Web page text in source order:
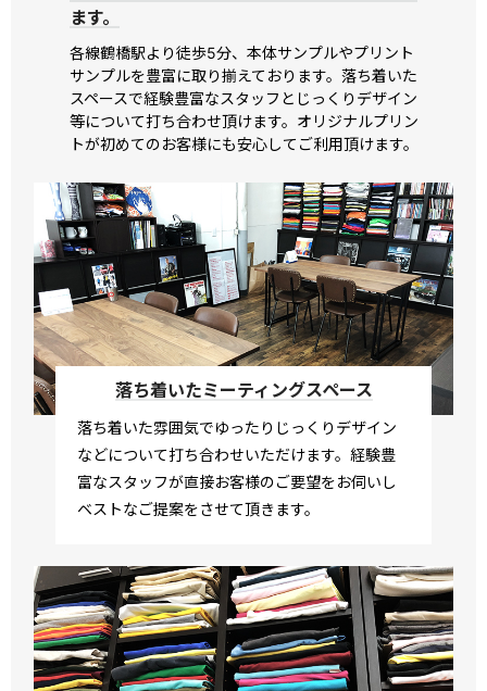
ます。
各線鶴橋駅より徒歩5分、本体サンプルやプリント
サンプルを豊富に取り揃えております。落ち着いた
スペースで経験豊富なスタッフとじっくりデザイン
等について打ち合わせ頂けます。オリジナルプリン
トが初めてのお客様にも安心してご利用頂けます。
落ち着いたミーティングスペース
落ち着いた雰囲気でゆったりじっくりデザイン
などについて打ち合わせいただけます。経験豊
富なスタッフが直接お客様のご要望をお伺いし
ベストなご提案をさせて頂きます。